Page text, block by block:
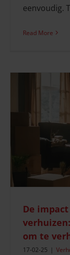
eenvoudig.
Read More
De
om te
17-02-25 |